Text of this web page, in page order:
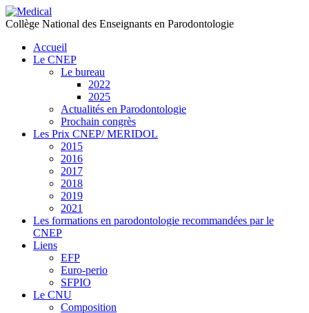
Collège National des Enseignants en Parodontologie
Accueil
Le CNEP
Le bureau
2022
2025
Actualités en Parodontologie
Prochain congrès
Les Prix CNEP/ MERIDOL
2015
2016
2017
2018
2019
2021
Les formations en parodontologie recommandées par le
CNEP
Liens
EFP
Euro-perio
SFPIO
Le CNU
Composition
précédente
précédent
suivante
suivant